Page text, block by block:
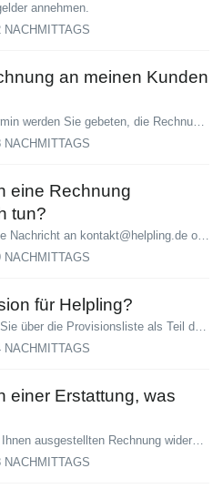
annehmen.
NACHMITTAGS
an meinen Kunden
Nach jedem Reinigungstermin werden Sie gebeten, die Rechnung auszulösen. Gehen Sie dazu auf dem App-Homescreen in den Bereich "Zahlungen einfordern&quo...
NACHMITTAGS
eine Rechnung
tun?
Bitte schicken Sie uns eine Nachricht an kontakt@helpling.de oder rufen Sie uns an, damit wir die Rechnung stornieren können. Ein Anruf bei Ihrem Kunden k...
NACHMITTAGS
für Helpling?
Diese Information können Sie über die Provisionsliste als Teil der Allgemeinen Geschäftsbedingungen einsehen. Auf diese können Sie zu jeder Zeit in Ihrem Nu...
NACHMITTAGS
einer Erstattung, was
Wenn Ihr Kunde einer von Ihnen ausgestellten Rechnung widerspricht hat er/sie die Möglichkeit, dies online im Serviceportal zu melden. Wenn ein Kunde dies t...
NACHMITTAGS